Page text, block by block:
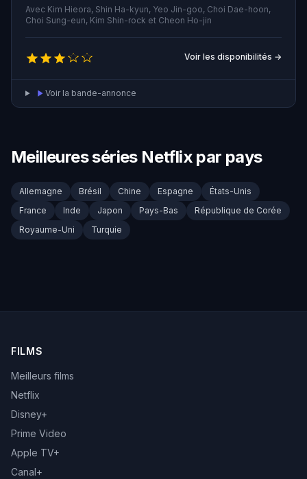
leurs épaules, se lancent dans une enquête pour
découvrir la vérité.
Avec Kim Hieora, Shin Ha-kyun, Yeo Jin-goo, Choi Dae-hoon,
Choi Sung-eun, Kim Shin-rock et Cheon Ho-jin
Voir les disponibilités →
Voir la bande-annonce
Meilleures séries Netflix par pays
Allemagne Brésil Chine Espagne
États-Unis
France
Inde Japon Pays-Bas
République de Corée
Royaume-Uni
Turquie
FILMS
Meilleurs films
Netflix
Disney+
Prime Video
Apple TV+
Canal+